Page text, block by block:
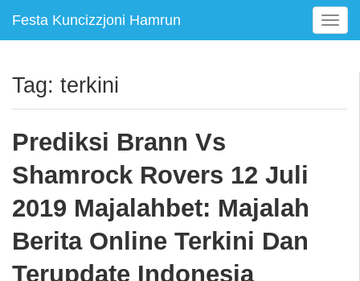
Festa Kuncizzjoni Hamrun
T
o
e
Tag: terkini
Prediksi Brann Vs
Shamrock Rovers 12 Juli
2019 Majalahbet: Majalah
Berita Online Terkini Dan
Terupdate Indonesia